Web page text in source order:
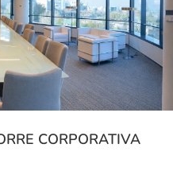
CORPORATIVA